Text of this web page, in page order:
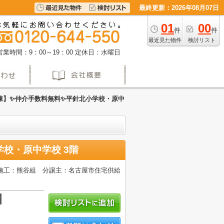
最終更新：2026年08月07日
01件
最近見た物件
00件
検討リスト
業時間：9：00～19：00 定休日：水曜日
✨️仲介手数料無料✨️平針北小学校・原中
校・原中学校 3階
工：熊谷組 分譲主：名古屋市住宅供給